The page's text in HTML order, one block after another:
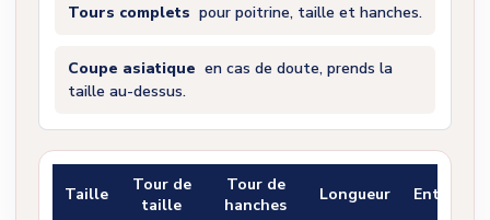
Tours complets pour poitrine, taille et hanches.
Coupe asiatique en cas de doute, prends la
taille au-dessus.
Taille
Tour de
taille
Tour de
hanches
Longueur